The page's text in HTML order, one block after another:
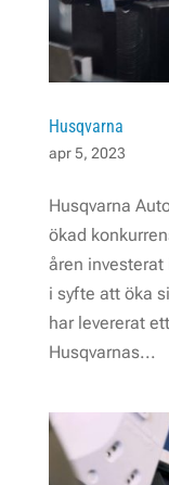
Husqvarna
apr 5, 2023
Husqvarna
ökad
åren
i syfte att öka
har levererat
Husqvarnas...